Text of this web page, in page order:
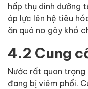
hấp thụ dinh dưỡng
áp lực lên hệ tiêu
ăn quá no gây khó
4.2 Cung
Nước rất quan
đang bị viêm phổi.